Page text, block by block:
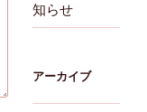
知らせ
アーカイブ